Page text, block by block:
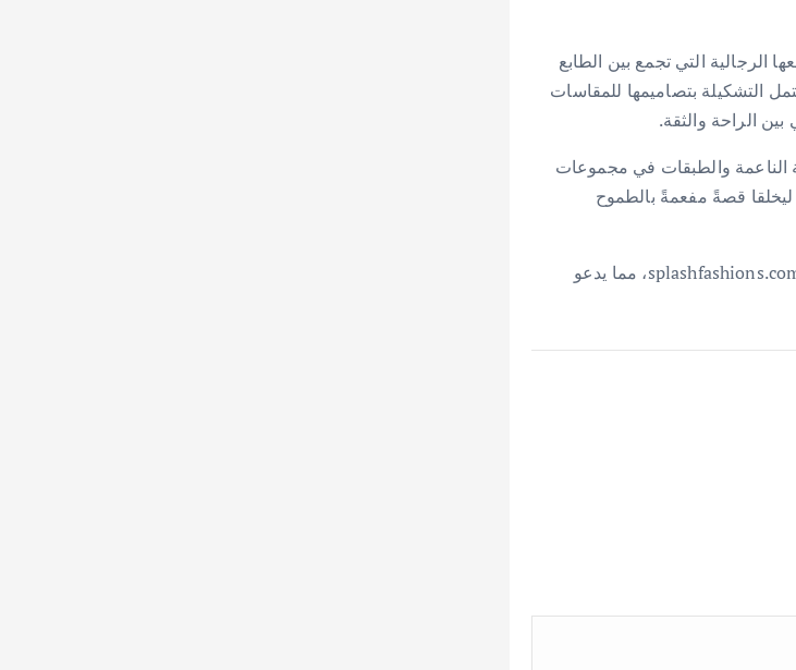
الرجالية التي تجمع بين الطابع
التشكيلة بتصاميمها للمقاسات
الراحة والثقة.
الناعمة والطبقات في مجموعات
قصةً مفعمةً بالطموح
هذا وتتوفر مجموعة الشتاء الآن في جميع متاجر سبلاش وعلى الإنترنت على موقع splashfashions.com، مما يدعو